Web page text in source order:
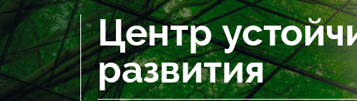
Центр
развития